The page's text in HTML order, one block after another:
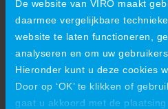
De website van VIRO maakt
daarmee vergelijkbare
website te laten functioneren,
analyseren en om uw
Hieronder kunt u deze cookies
Door op ‘OK’ te klikken of
gaat u akkoord met de
persoonlijke begeleiding.
ontwerpen direct worden
genomen.